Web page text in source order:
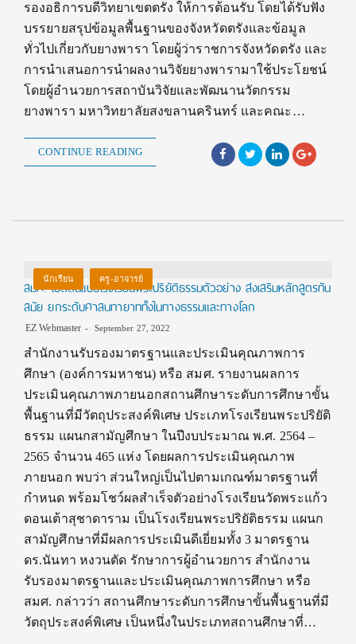
รองอธิการบดีวิทยาเขตตรัง ให้การต้อนรับ โดยได้รับฟัง
บรรยายสรุปข้อมูลพื้นฐานของจังหวัดตรังและข้อมูล
ทั่วไปเกี่ยวกับยางพารา โดยผู้ว่าราชการจังหวัดตรัง และ
การนำเสนอการนำผลงานวิจัยยางพารามาใช้ประโยชน์
โดยผู้อำนวยการสถาบันวิจัยและพัฒนานวัตกรรม
ยางพารา มหาวิทยาลัยสงขลานครินทร์ และคณะ…
CONTINUE READING
นักเรียน ครู-อาจารย์
สมศ. เปิดต้นแบบโรงเรียนพระปริยัติธรรมตัวอย่าง ส่งเสริมหลักสูตรทัน
สมัย ยกระดับศาสนทายาททั้งในทางธรรมและทางโลก
EZ Webmaster September 27, 2022
สำนักงานรับรองมาตรฐานและประเมินคุณภาพการ
ศึกษา (องค์การมหาชน) หรือ สมศ. รายงานผลการ
ประเมินคุณภาพภายนอกสถานศึกษาระดับการศึกษาขั้น
พื้นฐานที่มีวัตถุประสงค์พิเศษ ประเภทโรงเรียนพระปริยัติ
ธรรม แผนกสามัญศึกษา ในปีงบประมาณ พ.ศ. 2564 –
2565 จำนวน 465 แห่ง โดยผลการประเมินคุณภาพ
ภายนอก พบว่า ส่วนใหญ่เป็นไปตามเกณฑ์มาตรฐานที่
กำหนด พร้อมโชว์ผลสำเร็จตัวอย่างโรงเรียนวัดพระแก้ว
ดอนเต้าสุชาดาราม เป็นโรงเรียนพระปริยัติธรรม แผนก
สามัญศึกษาที่มีผลการประเมินดีเยี่ยมทั้ง 3 มาตรฐาน
ดร.นันทา หงวนตัด รักษาการผู้อำนวยการ สำนักงาน
รับรองมาตรฐานและประเมินคุณภาพการศึกษา หรือ
สมศ. กล่าวว่า สถานศึกษาระดับการศึกษาขั้นพื้นฐานที่มี
วัตถุประสงค์พิเศษ เป็นหนึ่งในประเภทสถานศึกษาที่…